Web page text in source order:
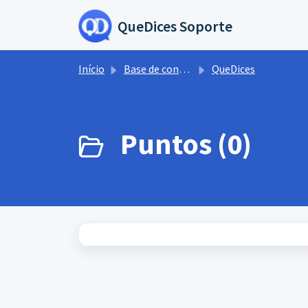
Ir para o conteúdo principal
QueDices Soporte
Início Base de conhecimento QueDices
Puntos (0)